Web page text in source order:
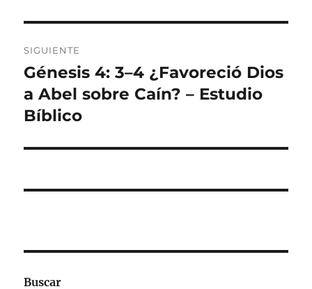
SIGUIENTE
Entrada
siguiente:
Génesis 4: 3–4 ¿Favoreció Dios
a Abel sobre Caín? – Estudio
Bíblico
Buscar